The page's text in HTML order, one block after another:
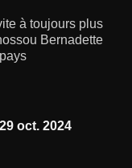
à toujours plus
Bernadette
oct. 2024